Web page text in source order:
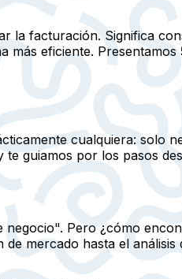
la facturación. Significa
más eficiente.
cualquiera: solo
guiamos por los pasos
Pero ¿cómo
mercado hasta el